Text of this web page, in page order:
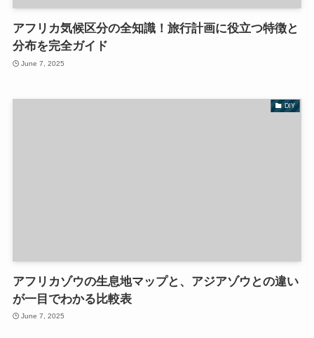
アフリカ気候区分の全知識！旅行計画に役立つ特徴と
分布を完全ガイド
June 7, 2025
DIY
アフリカゾウの生息地マップと、アジアゾウとの違い
が一目でわかる比較表
June 7, 2025